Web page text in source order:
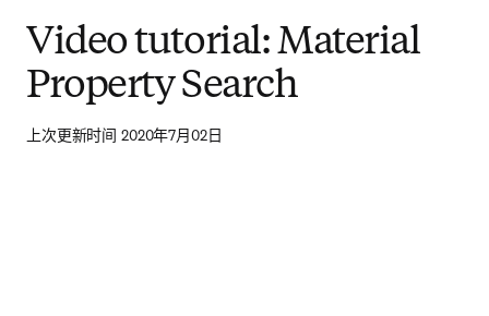
Video tutorial: Material
Property Search
上次更新时间 2020年7月02日